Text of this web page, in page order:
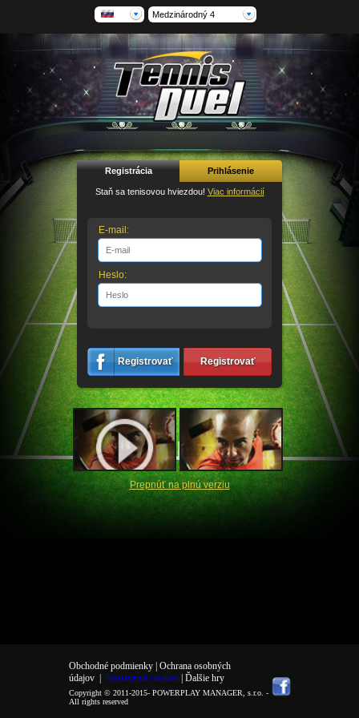
Medzinárodný 4
Registrácia Prihlásenie
Staň sa tenisovou hviezdou! Viac informácií
E-mail:
Heslo:
Registrovať Registrovať
Prepnúť na plnú verziu
Obchodné podmienky | Ochrana osobných
údajov| Nastavenia cookies | Ďalšie hry
Copyright © 2011-2015- POWERPLAY MANAGER, s.r.o. -
All rights reserved